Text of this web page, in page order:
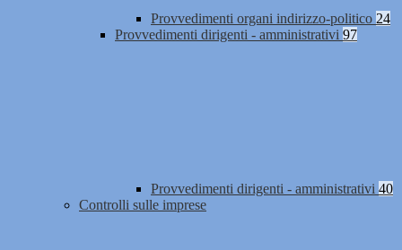
Provvedimenti organi indirizzo-politico 24
Provvedimenti dirigenti - amministrativi 97
Provvedimenti dirigenti - amministrativi 40
Controlli sulle imprese